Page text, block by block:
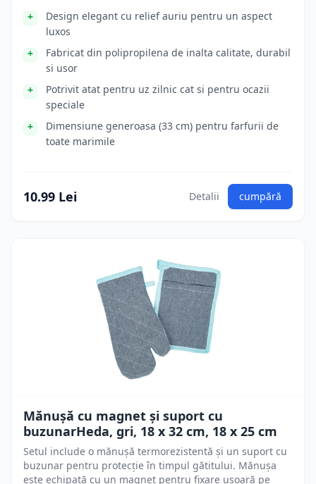
Design elegant cu relief auriu pentru un aspect
luxos
Fabricat din polipropilena de inalta calitate, durabil
si usor
Potrivit atat pentru uz zilnic cat si pentru ocazii
speciale
Dimensiune generoasa (33 cm) pentru farfurii de
toate marimile
10.99 Lei Detalii cumpără
Mănușă cu magnet și suport cu
buzunarHeda, gri, 18 x 32 cm, 18 x 25 cm
Setul include o mănușă termorezistentă și un suport cu
buzunar pentru protecție în timpul gătitului. Mănușa
este echipată cu un magnet pentru fixare ușoară pe